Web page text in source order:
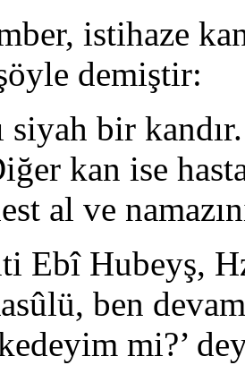
istihaze
demiştir:
siyah bir
kan ise
al ve
Ebî Hubeyş,
ben
mi?’